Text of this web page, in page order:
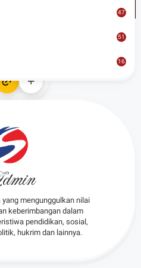
mengunggulkan nilai
keberimbangan dalam
pendidikan, sosial,
hukrim dan lainnya.
47
51
16